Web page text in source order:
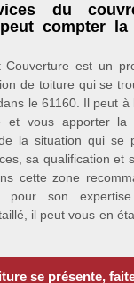
du
compter la
Couverture est un
de toiture qui se
le 61160. Il peut
vous apporter la
la situation qui se
sa qualification et
cette zone
pour son
il peut vous en
se présente,